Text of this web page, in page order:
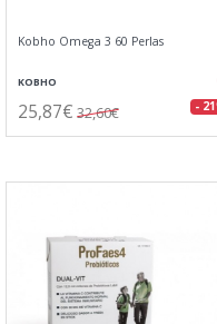
Kobho Omega 3 60 Perlas
KOBHO
25,87€ 32,60€ -